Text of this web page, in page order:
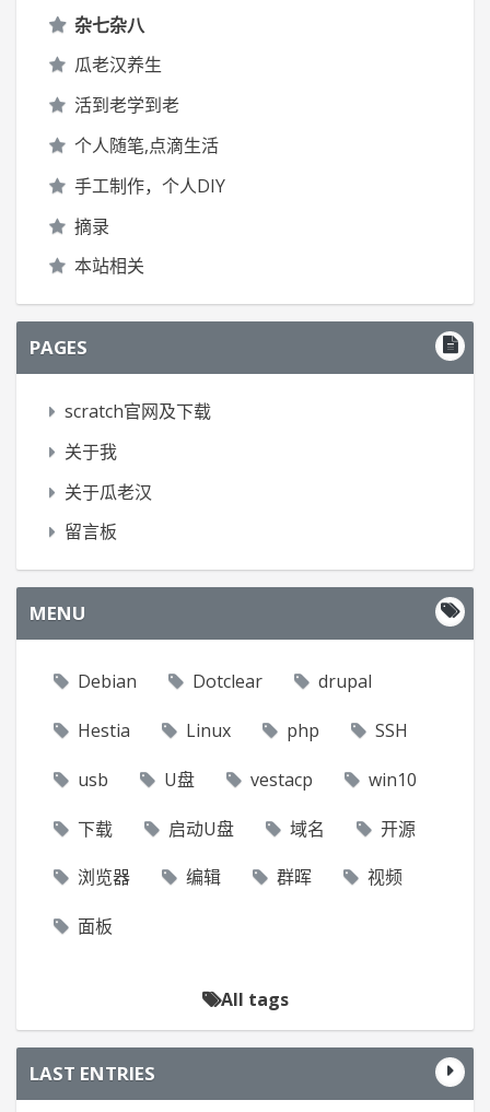
杂七杂八
瓜老汉养生
活到老学到老
个人随笔,点滴生活
手工制作，个人DIY
摘录
本站相关
PAGES
scratch官网及下载
关于我
关于瓜老汉
留言板
MENU
Debian Dotclear drupal
Hestia Linux php SSH
usb U盘 vestacp win10
下载 启动U盘 域名 开源
浏览器 编辑 群晖 视频
面板
All tags
LAST ENTRIES